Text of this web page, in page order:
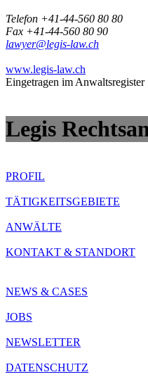
Telefon +41-44-560 80 80
Fax +41-44-560 80 90
lawyer@legis-law.ch
www.legis-law.ch
Eingetragen im Anwaltsregister
Legis
PROFIL
TÄTIGKEITSGEBIETE
ANWÄLTE
KONTAKT & STANDORT
NEWS & CASES
JOBS
NEWSLETTER
DATENSCHUTZ